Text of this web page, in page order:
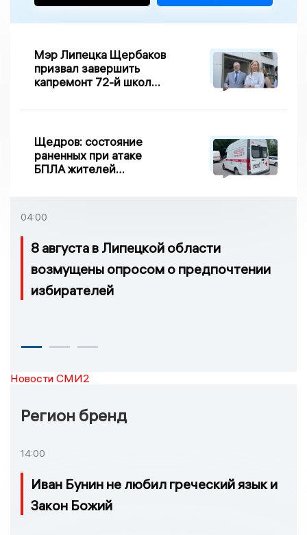
Мэр Липецка Щербаков
призвал завершить
капремонт 72-й школы
Щедров: состояние
раненных при атаке
БПЛА жителей
04:00
8 августа в Липецкой области
возмущены опросом о предпочтении
избирателей
Новости СМИ2
Регион бренд
14:00
Иван Бунин не любил греческий язык и
Закон Божий